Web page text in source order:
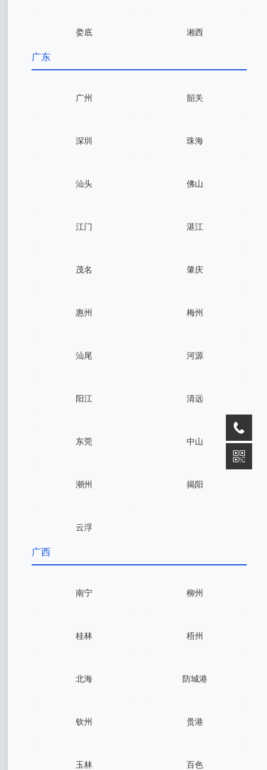
娄底 湘西
广东
广州 韶关
深圳 珠海
汕头 佛山
江门 湛江
茂名 肇庆
惠州 梅州
汕尾 河源
阳江 清远
东莞 中山
潮州 揭阳
云浮
广西
南宁 柳州
桂林 梧州
北海 防城港
钦州 贵港
玉林 百色